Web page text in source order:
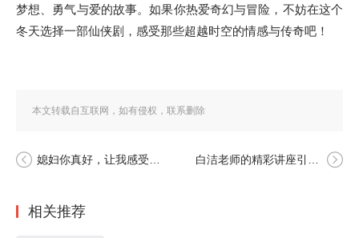
梦想、勇气与爱的故事。如果你热爱奇幻与冒险，不妨在这个
冬天选择一部仙侠剧，感受那些超越时空的情感与传奇吧！
本文转载自互联网，如有侵权，联系删除
媳妇你真好，让我感受到生活的温暖与幸福之情。 白洁老师的精彩讲座引发了广泛的关注与讨论
相关推荐